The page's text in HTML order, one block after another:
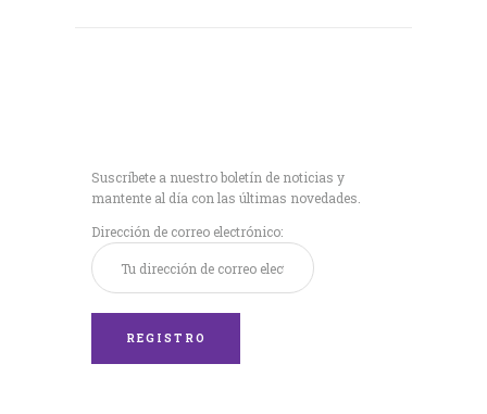
Suscríbete a nuestro boletín de noticias y
mantente al día con las últimas novedades.
Dirección de correo electrónico: